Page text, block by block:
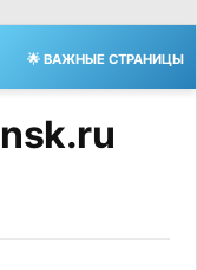
🌟 ВАЖНЫЕ СТРАНИЦЫ